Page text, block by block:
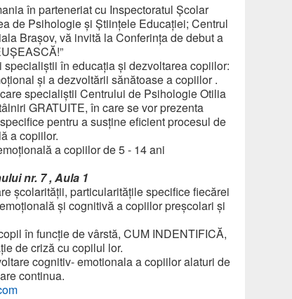
în parteneriat cu Inspectoratul Școlar
de Psihologie și Științele Educației; Centrul
Brașov, vă invită la Conferința de debut a
în educația și dezvoltarea copiilor:
și a dezvoltării sănătoase a copiilor .
specialiștii Centrului de Psihologie Otilia
GRATUITE, în care se vor prezenta
pentru a susține eficient procesul de
a copiilor.
a copiilor de 5 - 14 ani
nr. 7 , Aula 1
școlarității, particularitățile specifice fiecărei
și cognitivă a copiilor preșcolari și
în funcție de vârstă, CUM INDENTIFICĂ,
de criză cu copilul lor.
cognitiv- emotionala a copiilor alaturi de
continua.